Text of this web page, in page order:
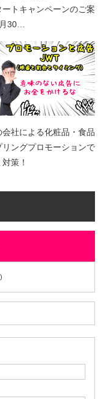
ートキャンペーンのご案
30…
会社による化粧品・食品
リングプロモーションで
策！